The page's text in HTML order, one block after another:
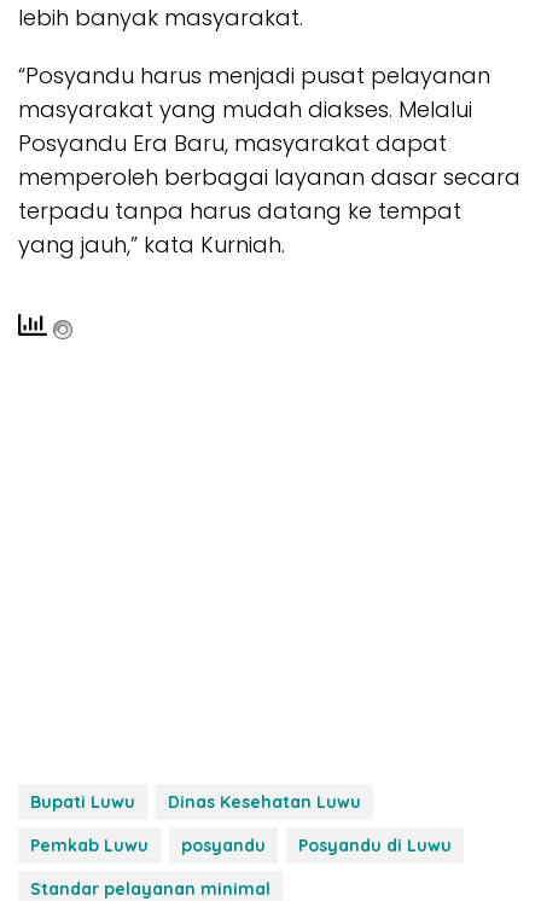
lebih banyak masyarakat.
“Posyandu harus menjadi pusat pelayanan
masyarakat yang mudah diakses. Melalui
Posyandu Era Baru, masyarakat dapat
memperoleh berbagai layanan dasar secara
terpadu tanpa harus datang ke tempat
yang jauh,” kata Kurniah.
Bupati Luwu
Dinas Kesehatan Luwu
Pemkab Luwu
posyandu
Posyandu di Luwu
Standar pelayanan minimal